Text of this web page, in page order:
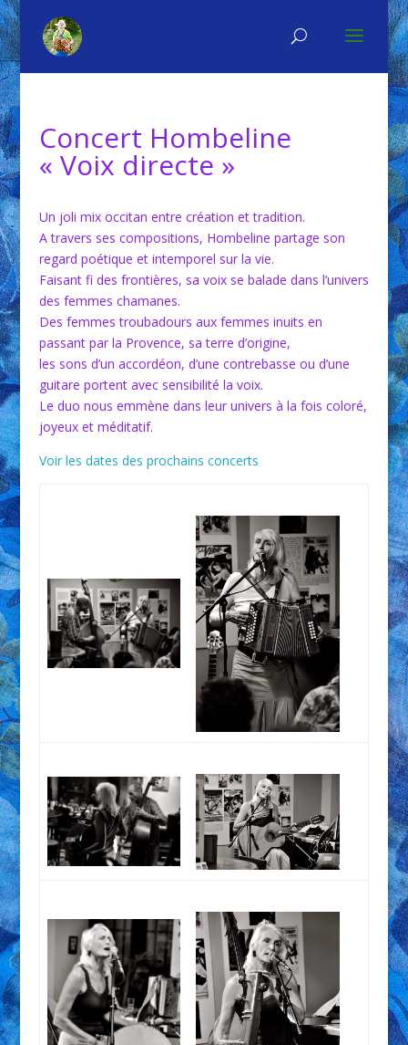
Concert Hombeline
« Voix directe »
Un joli mix occitan entre création et tradition.
A travers ses compositions, Hombeline partage son
regard poétique et intemporel sur la vie.
Faisant fi des frontières, sa voix se balade dans l’univers
des femmes chamanes.
Des femmes troubadours aux femmes inuits en
passant par la Provence, sa terre d’origine,
les sons d’un accordéon, d’une contrebasse ou d’une
guitare portent avec sensibilité la voix.
Le duo nous emmène dans leur univers à la fois coloré,
joyeux et méditatif.
Voir les dates des prochains concerts